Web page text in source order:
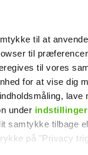
til at
til
til vores
for at vise dig
lave
under indstillinger
samtykke tilbage
på "Privacy
hun